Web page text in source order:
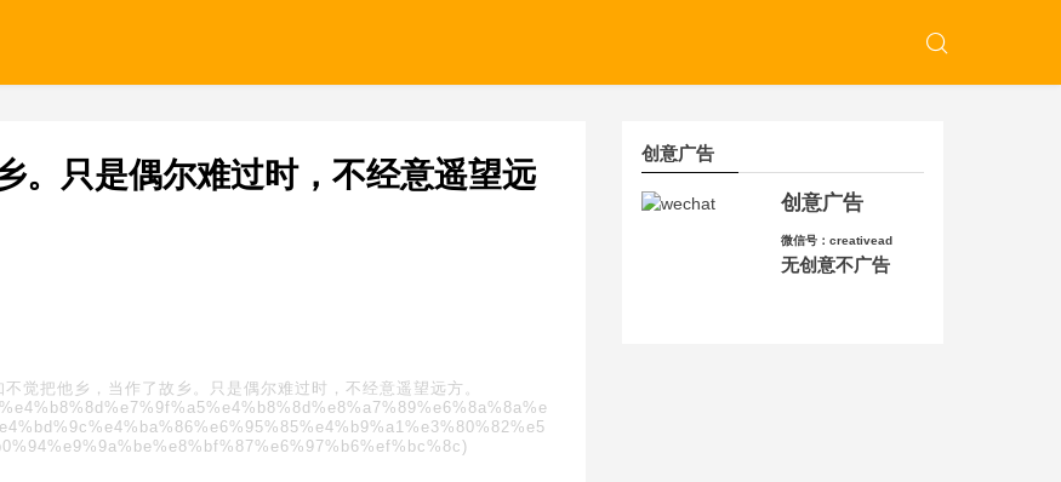
。只是偶尔难过时，不经意遥望远
不觉把他乡，当作了故乡。只是偶尔难过时，不经意遥望远方。
创意广告
创意广告
微信号：creativead
无创意不广告